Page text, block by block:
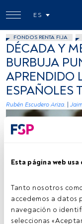
Esta página web usa
Tanto nosotros
accedemos a datos
navegación o
seleccionas
ES
FONDOS RENTA FIJA
DÉCADA Y
BURBUJA
APRENDIDO
ESPAÑOLES
Rubén Escudero Ariza.
Littlelostrobot, Flickr,